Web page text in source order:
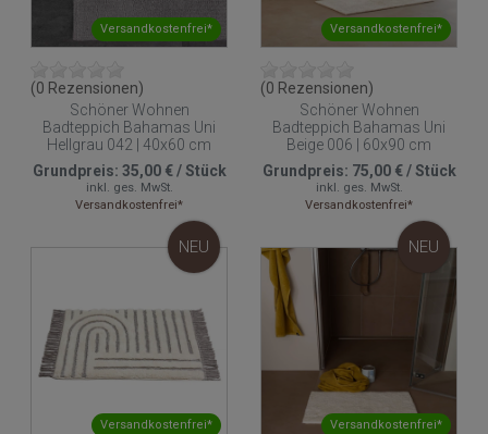
Versandkostenfrei*
(0 Rezensionen)
Schöner Wohnen
Badteppich Bahamas Uni
Hellgrau 042 | 40x60 cm
Grundpreis: 35,00 €/Stück
inkl. ges. MwSt.
Versandkostenfrei*
Versandkostenfrei*
(0 Rezensionen)
Schöner Wohnen
Badteppich Bahamas Uni
Beige 006 | 60x90 cm
Grundpreis: 75,00 €/Stück
inkl. ges. MwSt.
Versandkostenfrei*
Versandkostenfrei*
NEU
Versandkostenfrei*
NEU